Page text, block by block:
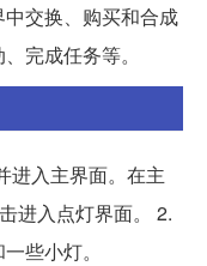
交换、购买和合成
完成任务等。
进入主界面。在主
进入点灯界面。 2.
些小灯。